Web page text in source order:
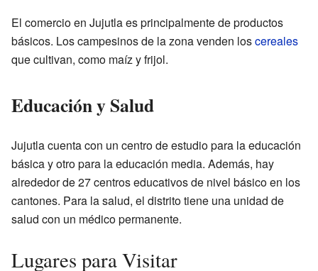
El comercio en Jujutla es principalmente de productos
básicos. Los campesinos de la zona venden loscereales
que cultivan, como maíz y frijol.
Educación y Salud
Jujutla cuenta con un centro de estudio para la educación
básica y otro para la educación media. Además, hay
alrededor de 27 centros educativos de nivel básico en los
cantones. Para la salud, el distrito tiene una unidad de
salud con un médico permanente.
Lugares para Visitar